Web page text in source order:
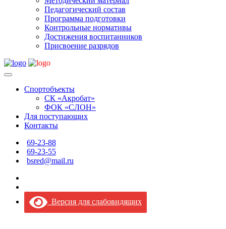
Педагогический состав
Программа подготовки
Контрольные нормативы
Достижения воспитанников
Присвоение разрядов
Спортобъекты
СК «Акробат»
ФОК «СЛОН»
Для поступающих
Контакты
69-23-88
69-23-55
bsred@mail.ru
Версия для слабовидящих